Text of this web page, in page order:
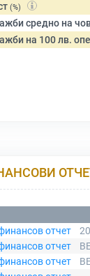
(%)
средно на
на 100 лв.
отчет
отчет
отчет